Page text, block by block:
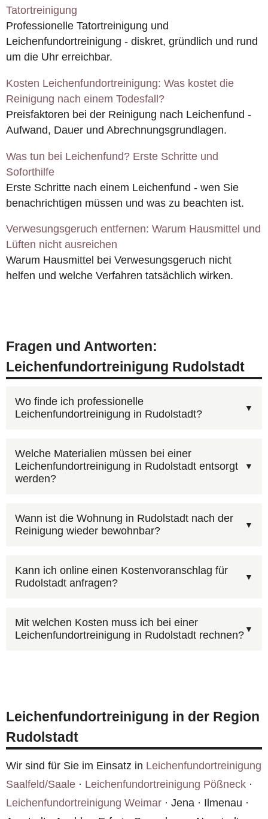
Tatortreinigung
Professionelle Tatortreinigung und
Leichenfundortreinigung - diskret, gründlich und rund
um die Uhr erreichbar.
Kosten Leichenfundortreinigung: Was kostet die
Reinigung nach einem Todesfall?
Preisfaktoren bei der Reinigung nach Leichenfund -
Aufwand, Dauer und Abrechnungsgrundlagen.
Was tun bei Leichenfund? Erste Schritte und
Soforthilfe
Erste Schritte nach einem Leichenfund - wen Sie
benachrichtigen müssen und was zu beachten ist.
Verwesungsgeruch entfernen: Warum Hausmittel und
Lüften nicht ausreichen
Warum Hausmittel bei Verwesungsgeruch nicht
helfen und welche Verfahren tatsächlich wirken.
Fragen und Antworten:
Leichenfundortreinigung Rudolstadt
Wo finde ich professionelle
Leichenfundortreinigung in Rudolstadt?
Unter0800 6003005erreichen Sie unsere
Disponenten — kostenlos, 24 Stunden am Tag.
Schildern Sie den Umfang der
erstellen ein unverbindliches Angebot. Alternativ
Welche Materialien müssen bei einer
Leichenfundortreinigung in Rudolstadt entsorgt
werden?
Ja, die Entsorgung kontaminierter Materialien ist
in unserem Kostenvoranschlag für Rudolstadt
Zusatzkosten.
Wann ist die Wohnung in Rudolstadt nach der
Reinigung wieder bewohnbar?
Ja, nach einer professionellen
Leichenfundortreinigung ist die Wohnung in
entfernen alle Kontaminationen und sorgen für
eine hygienisch einwandfreie Übergabe.
Kann ich online einen Kostenvoranschlag für
Rudolstadt anfragen?
Für einen Kostenvoranschlag benötigen wir: Art
des Vorfalls, Raumgröße (ungefähre m²), Anzahl
Mit welchen Kosten muss ich bei einer
Leichenfundortreinigung in Rudolstadt rechnen?
Kosten. Wir unterstützen Sie bei der Abwicklung
und rechnen auf Wunsch direkt mit der
Versicherung ab.
Leichenfundortreinigung in der Region
Rudolstadt
Wir sind für Sie im Einsatz in Leichenfundortreinigung
Saalfeld/Saale · Leichenfundortreinigung Pößneck ·
Leichenfundortreinigung Weimar · Jena · Ilmenau ·